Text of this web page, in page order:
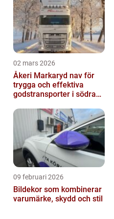
02 mars 2026
Åkeri Markaryd nav för
trygga och effektiva
godstransporter i södra
09 februari 2026
Bildekor som kombinerar
varumärke, skydd och stil